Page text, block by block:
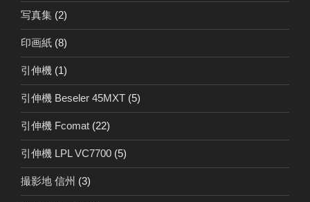
写真集 (2)
印画紙 (8)
引伸機 (1)
引伸機 Beseler 45MXT (5)
引伸機 Fcomat (22)
引伸機 LPL VC7700 (5)
撮影地 信州 (3)